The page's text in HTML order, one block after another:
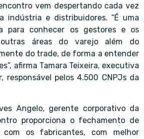
vem despertando cada vez
indústria e distribuidores. “É uma
para conhecer os gestores e os
outras áreas do varejo além do
do trade, de forma a entender
afirma Tamara Teixeira, executiva
responsável pelos 4.500 CNPJs da
Angelo, gerente corporativo da
proporciona o fechamento de
com os fabricantes, com melhor